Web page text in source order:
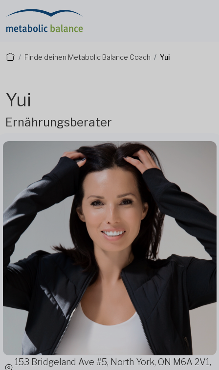
Finde deinen Metabolic Balance Coach Yui
Yui
Ernährungsberater
153 Bridgeland Ave #5, North York, ON M6A 2V1,